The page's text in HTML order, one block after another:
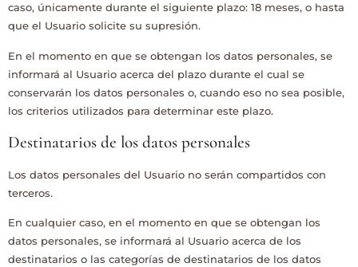
caso, únicamente durante el siguiente plazo: 18 meses, o hasta
que el Usuario solicite su supresión.
En el momento en que se obtengan los datos personales, se
informará al Usuario acerca del plazo durante el cual se
conservarán los datos personales o, cuando eso no sea posible,
los criterios utilizados para determinar este plazo.
Destinatarios de los datos personales
Los datos personales del Usuario no serán compartidos con
terceros.
En cualquier caso, en el momento en que se obtengan los
datos personales, se informará al Usuario acerca de los
destinatarios o las categorías de destinatarios de los datos